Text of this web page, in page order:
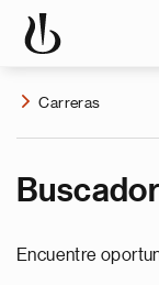
Carreras
Encuentre